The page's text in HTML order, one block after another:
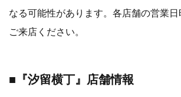
なる可能性があります。各店舗の営業日
ご来店ください。
■『汐留横丁』店舗情報